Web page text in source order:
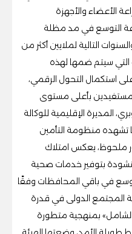
الأعضاء والأجهزة
التوسع في مد مظلة
التالية لملايين أكثر من
سيتم ضمها لهذه
استكمال التحول الرقمي،
بأعلى مستوى
المديرة الإقليمية للوكالة
تشهده منظومة التأمين
ملحوظ، يعكس امتلاك
بتوفير خدمات صحية
في باقي المحافظات وفقًا
المجتمع الدولى في قدرة
بمنهجية متطورة